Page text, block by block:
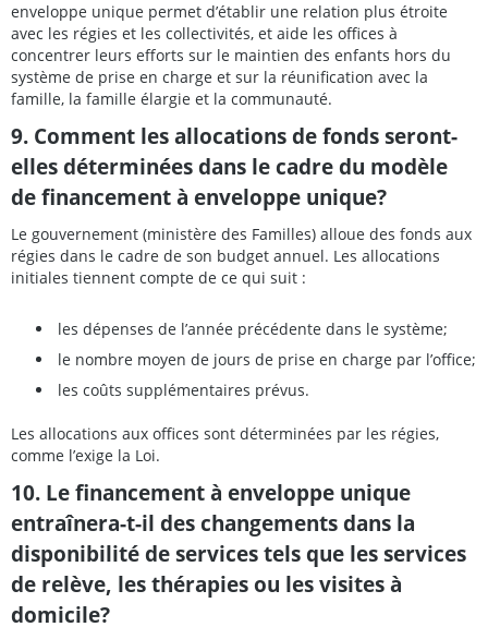
enveloppe unique permet d’établir une relation plus étroite
avec les régies et les collectivités, et aide les offices à
concentrer leurs efforts sur le maintien des enfants hors du
système de prise en charge et sur la réunification avec la
famille, la famille élargie et la communauté.
9. Comment les allocations de fonds seront-
elles déterminées dans le cadre du modèle
de financement à enveloppe unique?
Le gouvernement (ministère des Familles) alloue des fonds aux
régies dans le cadre de son budget annuel. Les allocations
initiales tiennent compte de ce qui suit :
les dépenses de l’année précédente dans le système;
le nombre moyen de jours de prise en charge par l’office;
les coûts supplémentaires prévus.
Les allocations aux offices sont déterminées par les régies,
comme l’exige la Loi.
10. Le financement à enveloppe unique
entraînera-t-il des changements dans la
disponibilité de services tels que les services
de relève, les thérapies ou les visites à
domicile?